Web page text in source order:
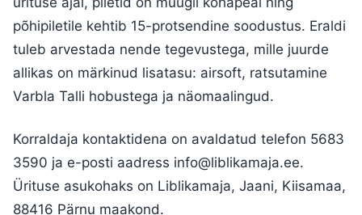
põhipiletile kehtib 15-protsendine soodustus. Eraldi
tuleb arvestada nende tegevustega, mille juurde
allikas on märkinud lisatasu: airsoft, ratsutamine
Varbla Talli hobustega ja näomaalingud.
Korraldaja kontaktidena on avaldatud telefon 5683
3590 ja e-posti aadress info@liblikamaja.ee.
Ürituse asukohaks on Liblikamaja, Jaani, Kiisamaa,
88416 Pärnu maakond.